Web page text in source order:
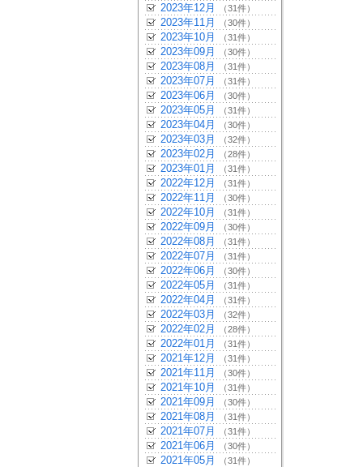
2023年12月 （31件）
2023年11月 （30件）
2023年10月 （31件）
2023年09月 （30件）
2023年08月 （31件）
2023年07月 （31件）
2023年06月 （30件）
2023年05月 （31件）
2023年04月 （30件）
2023年03月 （32件）
2023年02月 （28件）
2023年01月 （31件）
2022年12月 （31件）
2022年11月 （30件）
2022年10月 （31件）
2022年09月 （30件）
2022年08月 （31件）
2022年07月 （31件）
2022年06月 （30件）
2022年05月 （31件）
2022年04月 （31件）
2022年03月 （32件）
2022年02月 （28件）
2022年01月 （31件）
2021年12月 （31件）
2021年11月 （30件）
2021年10月 （31件）
2021年09月 （30件）
2021年08月 （31件）
2021年07月 （31件）
2021年06月 （30件）
2021年05月 （31件）